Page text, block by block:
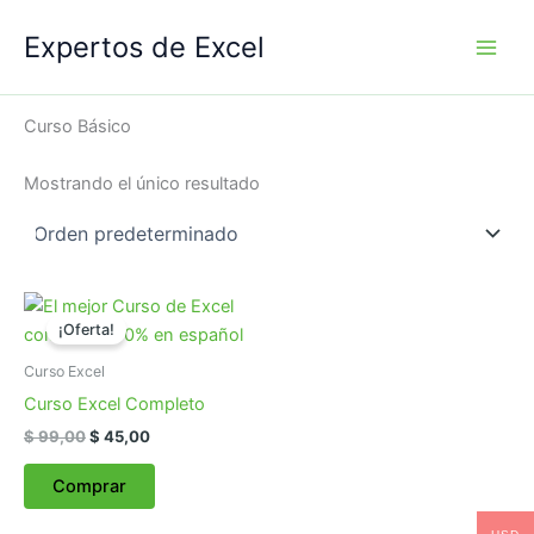
contenido
Expertos de Excel
Curso Básico
Mostrando el único resultado
¡Oferta!
Curso Excel
Curso Excel Completo
$99,00
El
precio
original
$ 99,00.
$ 45,00
El
actual
Comprar